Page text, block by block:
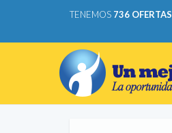
TENEMOS 736 OFERTAS